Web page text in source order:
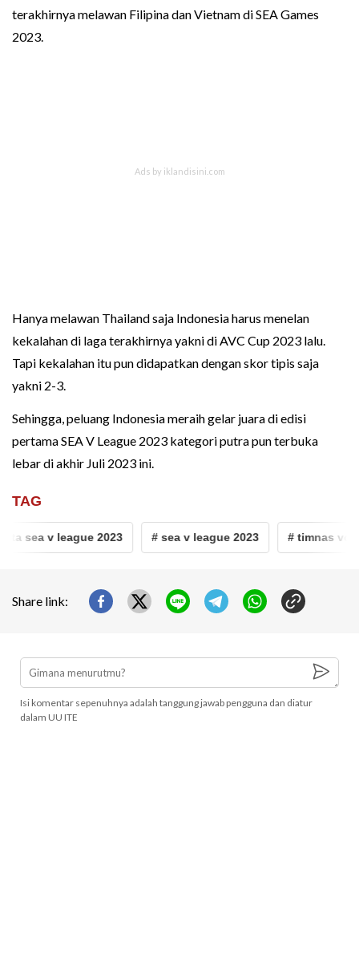
terakhirnya melawan Filipina dan Vietnam di SEA Games
2023.
Hanya melawan Thailand saja Indonesia harus menelan
kekalahan di laga terakhirnya yakni di AVC Cup 2023 lalu.
Tapi kekalahan itu pun didapatkan dengan skor tipis saja
yakni 2-3.
Sehingga, peluang Indonesia meraih gelar juara di edisi
pertama SEA V League 2023 kategori putra pun terbuka
lebar di akhir Juli 2023 ini.
TAG
sea v league 2023 # sea v league 2023 # timnas voli
Share link:
Isi komentar sepenuhnya adalah tanggung jawab pengguna dan diatur
dalam UU ITE